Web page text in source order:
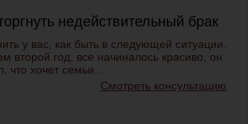
недействительный брак
у вас, как быть в следующей ситуации.
второй год, все начиналось красиво, он
что хочет семьи...
Смотреть консультацию